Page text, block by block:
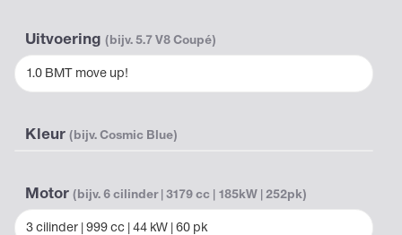
Uitvoering (bijv. 5.7 V8 Coupé)
1.0 BMT move up!
Kleur (bijv. Cosmic Blue)
Motor (bijv. 6 cilinder | 3179 cc | 185kW | 252pk)
3 cilinder | 999 cc | 44 kW | 60 pk